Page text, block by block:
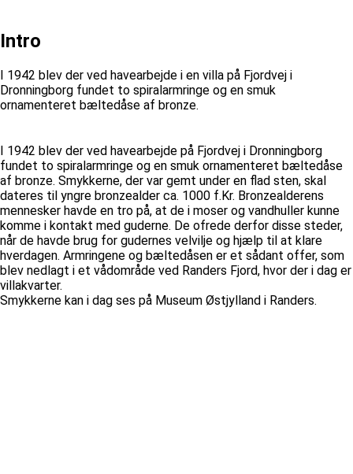
Intro
I 1942 blev der ved havearbejde i en villa på Fjordvej i
Dronningborg fundet to spiralarmringe og en smuk
ornamenteret bæltedåse af bronze.
I 1942 blev der ved havearbejde på Fjordvej i Dronningborg
fundet to spiralarmringe og en smuk ornamenteret bæltedåse
af bronze. Smykkerne, der var gemt under en flad sten, skal
dateres til yngre bronzealder ca. 1000 f.Kr. Bronzealderens
mennesker havde en tro på, at de i moser og vandhuller kunne
komme i kontakt med guderne. De ofrede derfor disse steder,
når de havde brug for gudernes velvilje og hjælp til at klare
hverdagen. Armringene og bæltedåsen er et sådant offer, som
blev nedlagt i et vådområde ved Randers Fjord, hvor der i dag er
villakvarter.
Smykkerne kan i dag ses på Museum Østjylland i Randers.